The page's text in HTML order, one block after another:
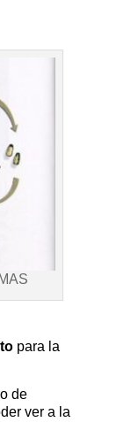
para la
de
ver a la